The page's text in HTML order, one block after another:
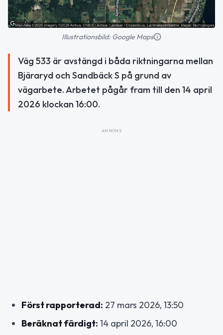
Illustrationsbild: Google Maps
Väg 533 är avstängd i båda riktningarna mellan
Bjäraryd och Sandbäck S på grund av
vägarbete. Arbetet pågår fram till den 14 april
2026 klockan 16:00.
ANNONS
Först rapporterad: 27 mars 2026, 13:50
Beräknat färdigt: 14 april 2026, 16:00